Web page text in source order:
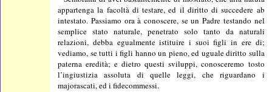
appartenga la facoltà di testare, ed il diritto di succedere ab
intestato. Passiamo ora à conoscere, se un Padre testando nel
semplice stato naturale, penetrato solo tanto da naturali
relazioni, debba egualmente istituire i suoi figli in ere di;
vediamo, se tutti i figli hanno un pieno, ed uguale diritto sulla
paterna eredità; e dietro questi sviluppi, conosceremo tosto
l’ingiustizia assoluta di quelle leggi, che riguardano i
majorascati, ed i fidecommessi.